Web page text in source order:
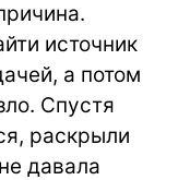
источник
а потом
Спустя
раскрыли
давала